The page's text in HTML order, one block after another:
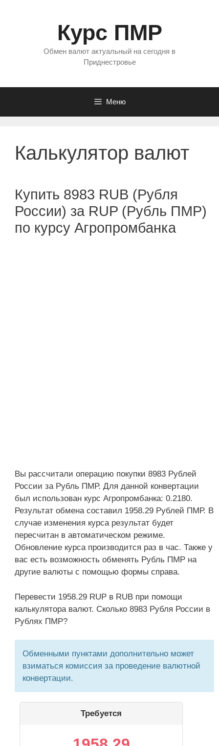
Курс ПМР
Обмен валют актуальный на сегодня в
Приднестровье
Меню
Калькулятор валют
Купить 8983 RUB (Рубля
России) за RUP (Рубль ПМР)
по курсу Агропромбанка
Вы рассчитали операцию покупки 8983 Рублей
России за Рубль ПМР. Для данной конвертации
был использован курс Агропромбанка: 0.2180.
Результат обмена составил 1958.29 Рублей ПМР. В
случае изменения курса результат будет
пересчитан в автоматическом режиме.
Обновление курса производится раз в час. Также у
вас есть возможность обменять Рубль ПМР на
другие валюты с помощью формы справа.
Перевести 1958.29 RUP в RUB при помощи
калькулятора валют. Сколько 8983 Рубля России в
Рублях ПМР?
Обменными пунктами дополнительно может
взиматься комиссия за проведение валютной
конвертации.
Требуется